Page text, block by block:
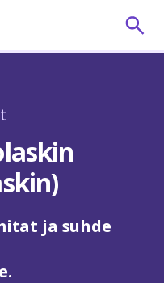
ja suhde